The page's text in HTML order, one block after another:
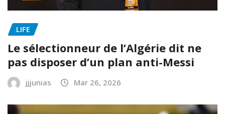
LIFE
Le sélectionneur de l’Algérie dit ne
pas disposer d’un plan anti-Messi
jjjunias Mar 26, 2026